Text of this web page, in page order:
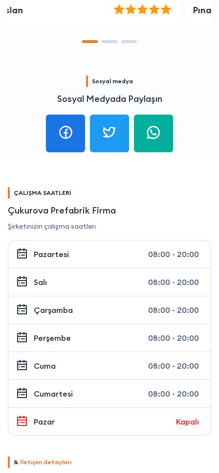
Pınar Sözer
Sosyal medya
Sosyal Medyada Paylaşın
ÇALIŞMA SAATLERİ
Çukurova Prefabrik Firma
Şirketinizin çalışma saatleri
Pazartesi 08:00 - 20:00
Salı 08:00 - 20:00
Çarşamba 08:00 - 20:00
Perşembe 08:00 - 20:00
Cuma 08:00 - 20:00
Cumartesi 08:00 - 20:00
Pazar Kapalı
& İletişim detayları